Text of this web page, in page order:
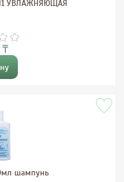
УВЛАЖНЯЮЩАЯ
₸
шампунь